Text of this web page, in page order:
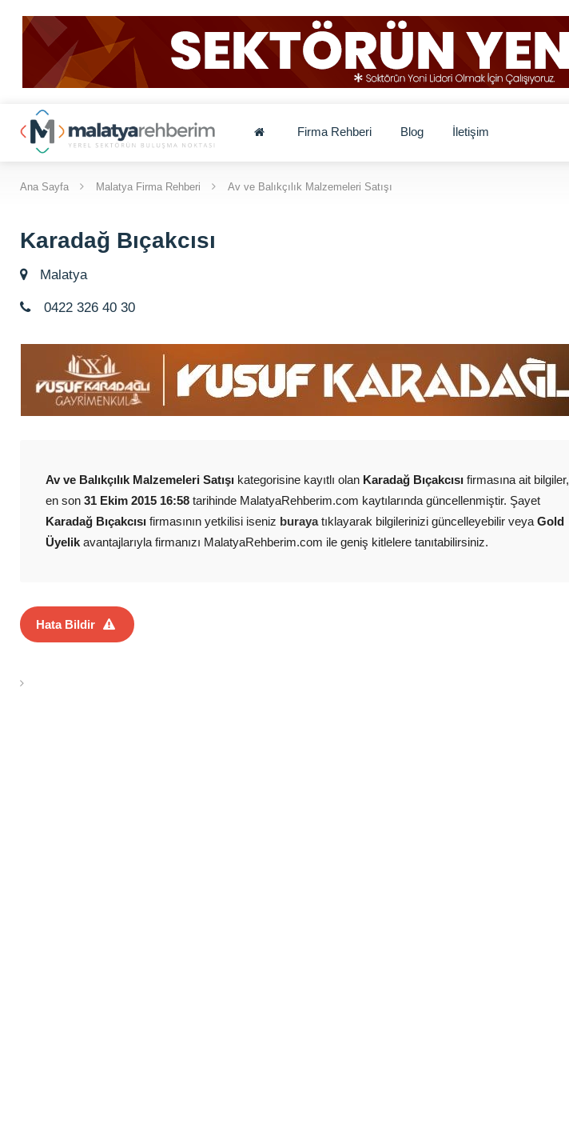
Firma Rehberi Blog İletişim
Ana Sayfa Malatya Firma Rehberi Av ve Balıkçılık Malzemeleri Satışı
Karadağ Bıçakcısı
Malatya
0422 326 40 30
Av ve Balıkçılık Malzemeleri Satışı kategorisine kayıtlı olan Karadağ Bıçakcısı firmasına ait bilgiler,
en son 31 Ekim 2015 16:58 tarihinde MalatyaRehberim.com kaytılarında güncellenmiştir. Şayet
Karadağ Bıçakcısı firmasının yetkilisi iseniz burayatıklayarak bilgilerinizi güncelleyebilir veya Gold
Üyelik avantajlarıyla firmanızı MalatyaRehberim.com ile geniş kitlelere tanıtabilirsiniz.
Hata Bildir